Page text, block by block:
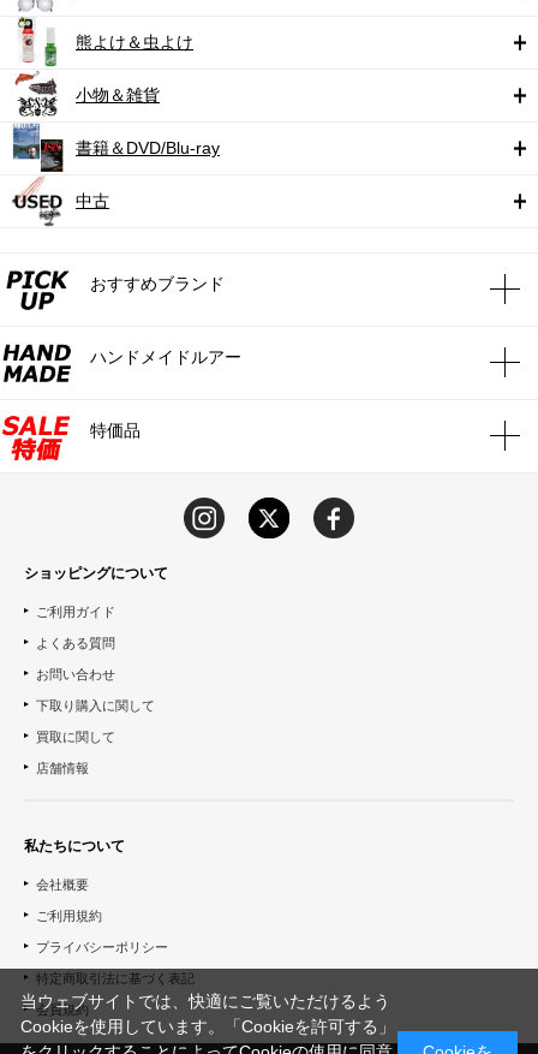
熊よけ＆虫よけ
小物＆雑貨
書籍＆DVD/Blu-ray
中古
おすすめブランド
ハンドメイドルアー
特価品
ショッピングについて
ご利用ガイド
よくある質問
お問い合わせ
下取り購入に関して
買取に関して
店舗情報
私たちについて
会社概要
ご利用規約
プライバシーポリシー
特定商取引法に基づく表記
会員規約
当ウェブサイトでは、快適にご覧いただけるよう
Cookieを使用しています。「Cookieを許可する」